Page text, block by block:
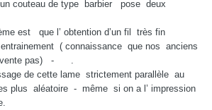
couteau de type barbier pose deux
est que l’ obtention d’un fil très fin
( connaissance que nos anciens
pas) - .
de cette lame strictement parallèle au
plus aléatoire - même si on a l’ impression